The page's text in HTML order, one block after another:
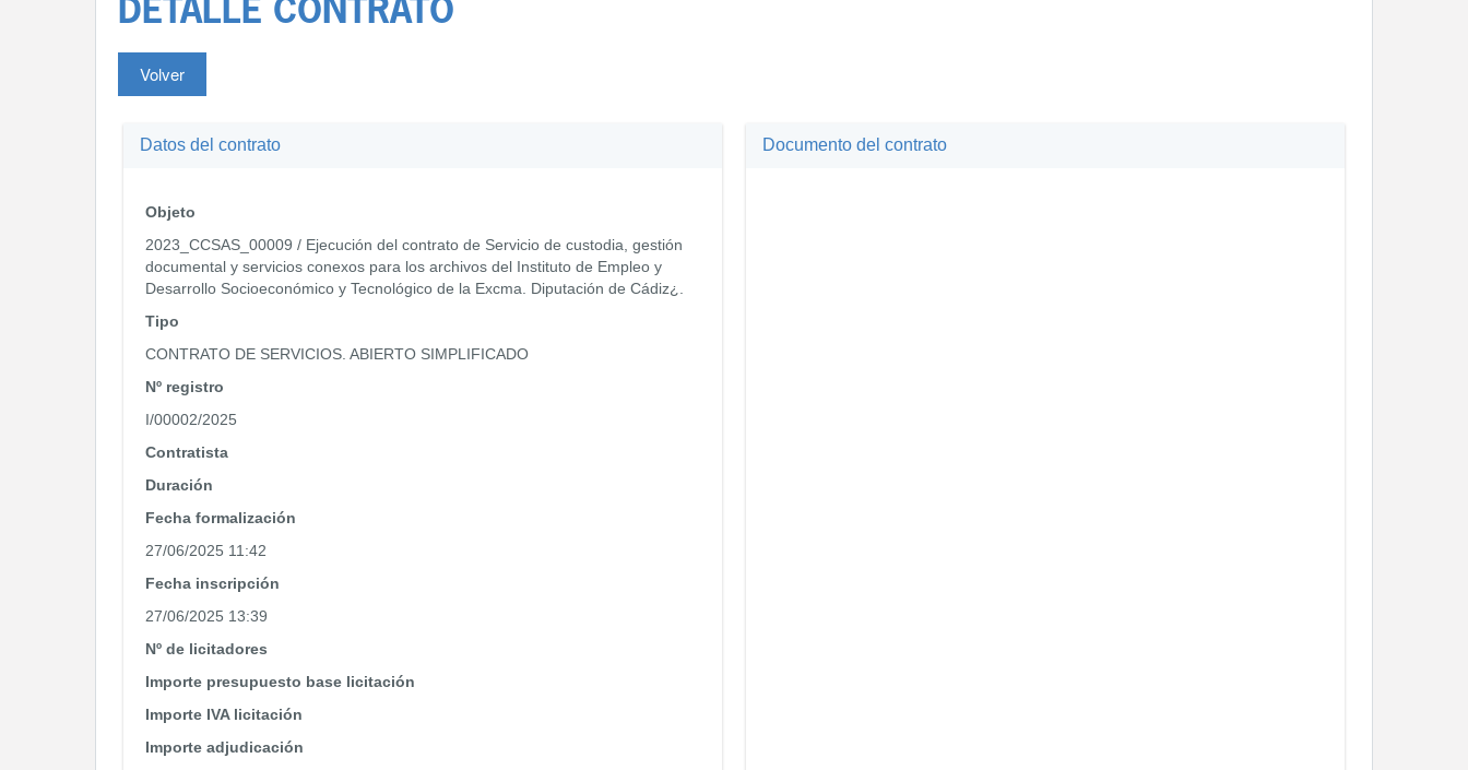
DETALLE CONTRATO
Volver
Datos del contrato
Objeto
2023_CCSAS_00009 / Ejecución del contrato de Servicio de custodia, gestión
documental y servicios conexos para los archivos del Instituto de Empleo y
Desarrollo Socioeconómico y Tecnológico de la Excma. Diputación de Cádiz¿.
Tipo
CONTRATO DE SERVICIOS. ABIERTO SIMPLIFICADO
Nº registro
I/00002/2025
Contratista
Duración
Fecha formalización
27/06/2025 11:42
Fecha inscripción
27/06/2025 13:39
Nº de licitadores
Importe presupuesto base licitación
Importe IVA licitación
Importe adjudicación
Documento del contrato